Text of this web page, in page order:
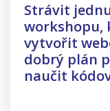
Strávit
workshopu,
vytvořit
dobrý plán
naučit